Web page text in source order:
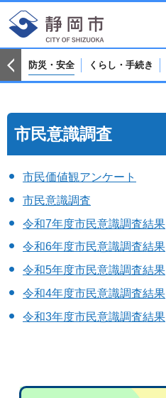
防災・安全 くらし・手続き
市民意識調査
市民価値観アンケート
市民意識調査
令和7年度市民意識調査結果
令和6年度市民意識調査結果
令和5年度市民意識調査結果
令和4年度市民意識調査結果
令和3年度市民意識調査結果